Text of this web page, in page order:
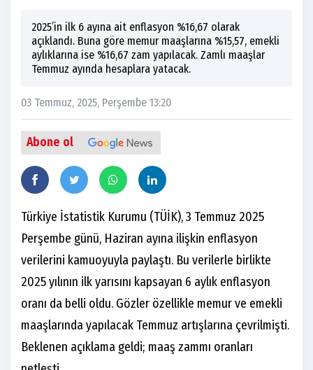
2025’in ilk 6 ayına ait enflasyon %16,67 olarak
açıklandı. Buna göre memur maaşlarına %15,57, emekli
aylıklarına ise %16,67 zam yapılacak. Zamlı maaşlar
Temmuz ayında hesaplara yatacak.
03 Temmuz, 2025, Perşembe 13:20
Abone ol
Türkiye İstatistik Kurumu (TÜİK), 3 Temmuz 2025
Perşembe günü, Haziran ayına ilişkin enflasyon
verilerini kamuoyuyla paylaştı. Bu verilerle birlikte
2025 yılının ilk yarısını kapsayan 6 aylık enflasyon
oranı da belli oldu. Gözler özellikle memur ve emekli
maaşlarında yapılacak Temmuz artışlarına çevrilmişti.
Beklenen açıklama geldi; maaş zammı oranları